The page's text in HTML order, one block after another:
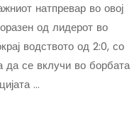
натпревар во овој
од лидерот во
водството од 2:0, со
да се вклучи во борбата
…